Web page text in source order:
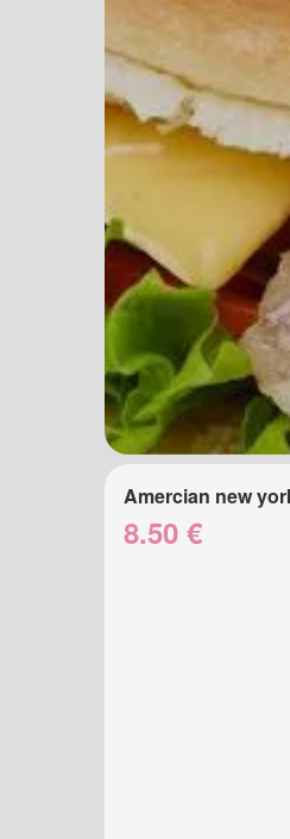
Amercian new
8.50 €